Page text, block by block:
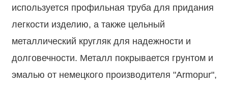
используется профильная труба для придания
легкости изделию, а также цельный
металлический кругляк для надежности и
долговечности. Металл покрывается грунтом и
эмалью от немецкого производителя "Armopur",